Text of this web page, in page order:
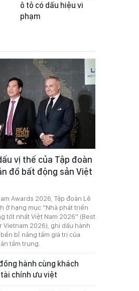
ô tô có dấu hiệu vi
phạm
vị thế của Tập đoàn
đồ bất động sản Việt
Awards 2026, Tập đoàn Lê
ở hạng mục “Nhà phát triển
tốt nhất Việt Nam 2026” (Best
Vietnam 2026), ghi dấu hành
bỉ nâng tầm giá trị của
tầm trung.
hành cùng khách
chính ưu việt